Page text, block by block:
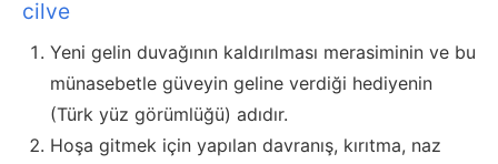
cilve
Yeni gelin duvağının kaldırılması merasiminin ve bu
münasebetle güveyin geline verdiği hediyenin
(Türk yüz görümlüğü) adıdır.
Hoşa gitmek için yapılan davranış, kırıtma, naz